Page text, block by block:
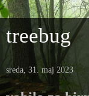
treebug
sreda, 31. maj 2023